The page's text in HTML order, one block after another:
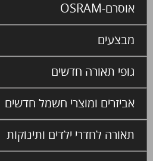
אוסרם-OSRAM
מבצעים
גופי תאורה חדשים
אביזרים ומוצרי חשמל חדשים
תאורה לחדרי ילדים ותינוקות